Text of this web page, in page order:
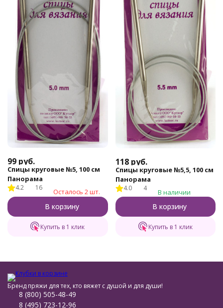
99 руб.
Спицы круговые №5, 100 см
Панорама
4.2 16 Осталось 2 шт.
В корзину
Купить в 1 клик
118 руб.
Спицы круговые №5,5, 100 см
Панорама
4.0 4 В наличии
В корзину
Купить в 1 клик
Бренд пряжи для тех, кто вяжет с душой и для души!
8 (800) 505-48-49
8 (495) 723-12-96